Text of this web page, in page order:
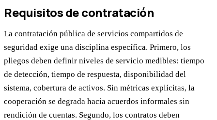
Requisitos de contratación
La contratación pública de servicios compartidos de
seguridad exige una disciplina específica. Primero, los
pliegos deben definir niveles de servicio medibles: tiempo
de detección, tiempo de respuesta, disponibilidad del
sistema, cobertura de activos. Sin métricas explícitas, la
cooperación se degrada hacia acuerdos informales sin
rendición de cuentas. Segundo, los contratos deben